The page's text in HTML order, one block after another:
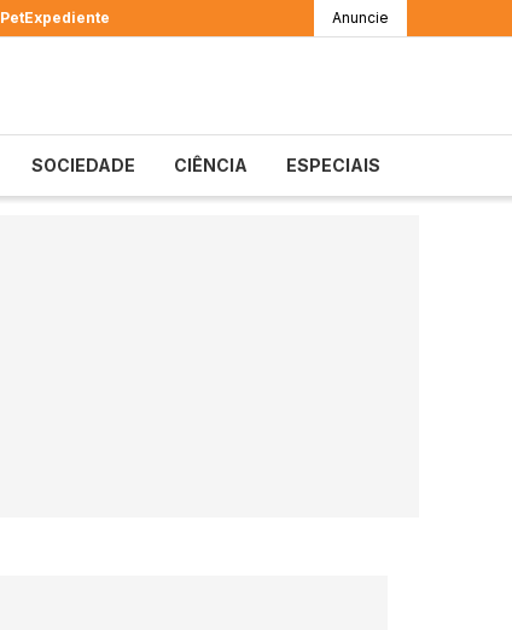
PetExpediente Anuncie
SOCIEDADE CIÊNCIA ESPECIAIS